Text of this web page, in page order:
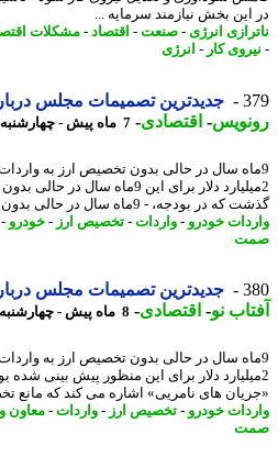
بخش نیازمند سرمایه ...
انرژی-صنعت-اقتصاد-مشکلات
کار-انرژی
جدیدترین تصمیمات مجلس درباره
-اقتصادی-7 ماه پیش - چهارشنبه 3 دی 1404، 23:08
سال در حالی بدون تخصیص ارز به واردات
2میلیارد دلار برای این 9ماه سال در
بودجه، - 9ماه سال در حالی بدون تخصیص ارز ...
خودرو-واردات - تخصیص ارز- خودرو-
جدیدترین تصمیمات مجلس درباره
نو- اقتصادی-8 ماه پیش - چهارشنبه 3 دی 1404، 22:56
سال در حالی بدون تخصیص ارز به واردات
دلار برای این منظور پیش بینی شده
های نامریی» اشاره می کند که مانع
خودرو-تخصیص ارز- واردات - معاون